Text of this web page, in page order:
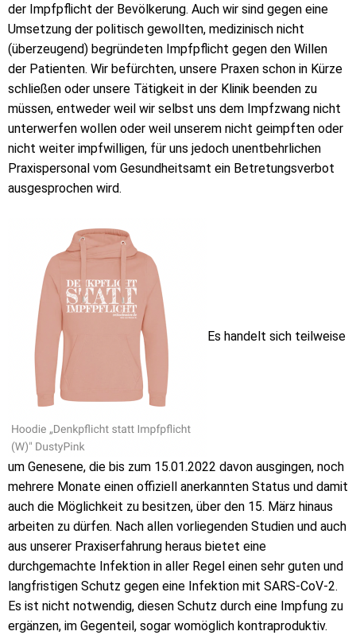
der Impfpflicht der Bevölkerung. Auch wir sind gegen eine
Umsetzung der politisch gewollten, medizinisch nicht
(überzeugend) begründeten Impfpflicht gegen den Willen
der Patienten. Wir befürchten, unsere Praxen schon in Kürze
schließen oder unsere Tätigkeit in der Klinik beenden zu
müssen, entweder weil wir selbst uns dem Impfzwang nicht
unterwerfen wollen oder weil unserem nicht geimpften oder
nicht weiter impfwilligen, für uns jedoch unentbehrlichen
Praxispersonal vom Gesundheitsamt ein Betretungsverbot
ausgesprochen wird.
Es handelt sich teilweise
um Genesene, die bis zum 15.01.2022 davon ausgingen, noch
mehrere Monate einen offiziell anerkannten Status und damit
auch die Möglichkeit zu besitzen, über den 15. März hinaus
arbeiten zu dürfen. Nach allen vorliegenden Studien und auch
aus unserer Praxiserfahrung heraus bietet eine
durchgemachte Infektion in aller Regel einen sehr guten und
langfristigen Schutz gegen eine Infektion mit SARS-CoV-2.
Es ist nicht notwendig, diesen Schutz durch eine Impfung zu
ergänzen, im Gegenteil, sogar womöglich kontraproduktiv.